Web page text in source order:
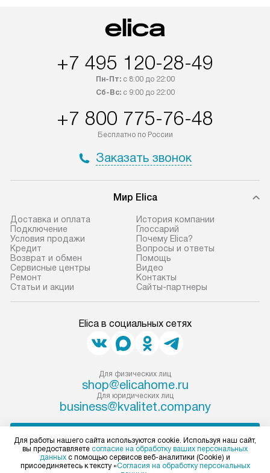
+7 495 120-28-49
Пн-Пт:с 8:00 до 22:00
Сб-Вс:с 9:00 до 22:00
+7 800 775-76-48
Бесплатно по России
Заказать звонок
Мир Elica
Доставка и оплата
Подключение
Условия продажи
Кредит
Возврат и обмен
Сервисные центры
Ремонт
Статьи и акции
История компании
Глоссарий
Почему Elica?
Вопросы и ответы
Помощь
Видео
Контакты
Сайты-партнеры
Elica в социальных сетях
Для физических лиц
shop@elicahome.ru
Для юридических лиц
business@kvalitet.company
Политика конфиденциальности
Для работы нашего сайта используются cookie. Используя наш сайт,
вы предоставляете согласие на обработку ваших персональных
данных с помощью сервисов веб-аналитики (Cookie) и
присоединяетесь к тексту «Согласия на обработку персональных